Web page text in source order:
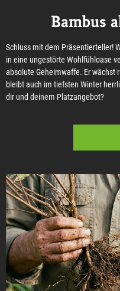
Bambus
Schluss mit dem Präsentierteller!
in eine ungestörte Wohlfühloase
absolute Geheimwaffe. Er wächst
bleibt auch im tiefsten Winter
dir und deinem Platzangebot?